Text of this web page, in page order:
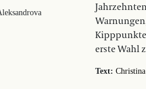
erste Wahl
Text: Christina